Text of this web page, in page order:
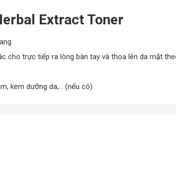
da hỗn hợp thiên dầu và da nhạy cảm
đầu đen, mụn đầu trắng…
Extract Toner
cho trực tiếp ra lòng bàn tay và thoa lên da mặt
kem dưỡng da,… (nếu có)